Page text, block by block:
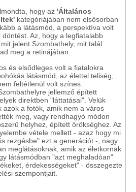
hogy az 'Általános
kategóriájában nem elsősorban
a látásmód, a perspektíva volt
Az, hogy a legfiatalabb
jelent Szombathely, mit talál
meg a retinájában.
és elsődleges volt a fiatalokra
látásmód, az élettel teliség,
feltétlenül volt színes.
jellemző épített
direktben "láttatásai". Velük
azok a fotók, amik nem a város
meg, vagy rendhagyó módon
helyhez, épített örökséghez. Az
vétele mellett - azaz hogy mi
rezgésbe" ezt a generációt -, nagy
meglátásoknak, amik az életkornak
látásmódban "azt meghaladóan"
érdekességeket" - összegezte
szempontjait.